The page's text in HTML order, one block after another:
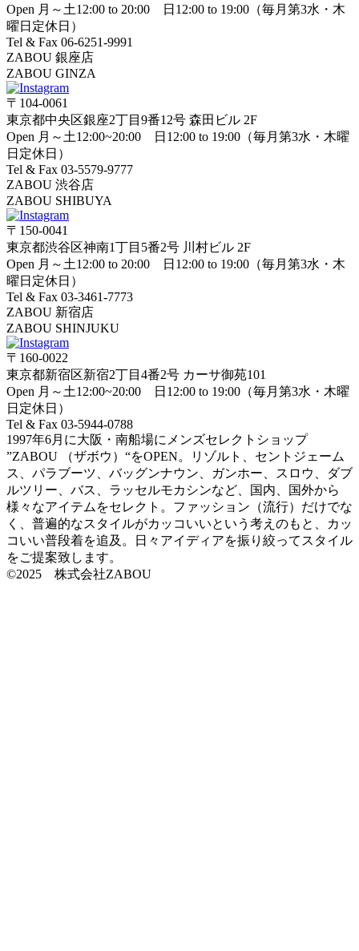
Open 月～土12:00 to 20:00 日12:00 to 19:00（毎月第3水・木
曜日定休日）
Tel & Fax 06-6251-9991
ZABOU 銀座店
ZABOU GINZA
〒104-0061
東京都中央区銀座2丁目9番12号 森田ビル 2F
Open 月～土12:00~20:00 日12:00 to 19:00（毎月第3水・木曜
日定休日）
Tel & Fax 03-5579-9777
ZABOU 渋谷店
ZABOU SHIBUYA
〒150-0041
東京都渋谷区神南1丁目5番2号 川村ビル 2F
Open 月～土12:00 to 20:00 日12:00 to 19:00（毎月第3水・木
曜日定休日）
Tel & Fax 03-3461-7773
ZABOU 新宿店
ZABOU SHINJUKU
〒160-0022
東京都新宿区新宿2丁目4番2号 カーサ御苑101
Open 月～土12:00~20:00 日12:00 to 19:00（毎月第3水・木曜
日定休日）
Tel & Fax 03-5944-0788
1997年6月に大阪・南船場にメンズセレクトショップ
”ZABOU （ザボウ）“をOPEN。リゾルト、セントジェーム
ス、パラブーツ、バッグンナウン、ガンホー、スロウ、ダブ
ルツリー、バス、ラッセルモカシンなど、国内、国外から
様々なアイテムをセレクト。ファッション（流行）だけでな
く、普遍的なスタイルがカッコいいという考えのもと、カッ
コいい普段着を追及。日々アイディアを振り絞ってスタイル
をご提案致します。
©2025 株式会社ZABOU